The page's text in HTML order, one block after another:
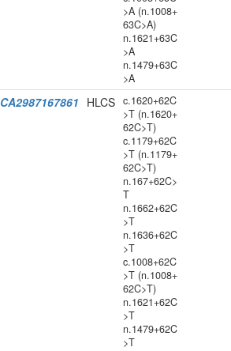
>A (n.1008+
63C>A)
n.1621+63C
>A
n.1479+63C
>A
CA2987167861 HLCS c.1620+62C
>T (n.1620+
62C>T)
c.1179+62C
>T (n.1179+
62C>T)
n.167+62C>
T
n.1662+62C
>T
n.1636+62C
>T
c.1008+62C
>T (n.1008+
62C>T)
n.1621+62C
>T
n.1479+62C
>T